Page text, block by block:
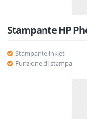
Stampante HP
Stampante inkjet
Funzione di stampa